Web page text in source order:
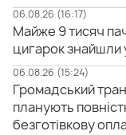
06.08.26 (16:17)
Майже 9 тисяч
цигарок
06.08.26 (15:24)
Громадський
планують
безготівкову